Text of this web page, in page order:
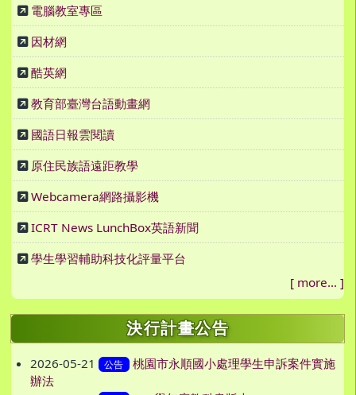
電腦教室專區
因材網
酷英網
教育部臺灣台語動畫網
國語日報雲閱讀
原住民族語遠距教學
Webcamera網路攝影機
ICRT News LunchBox英語新聞
學生學習輔助科技化評量平台
[ more... ]
決行計畫公告
2026-05-21 公告
桃園市永順國小處理學生申訴案件實施
辦法